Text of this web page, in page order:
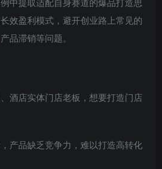
效盈利模式，避开创业路上常见的
品滞销等问题。
酒店实体门店老板，想要打造门店
产品缺乏竞争力，难以打造高转化